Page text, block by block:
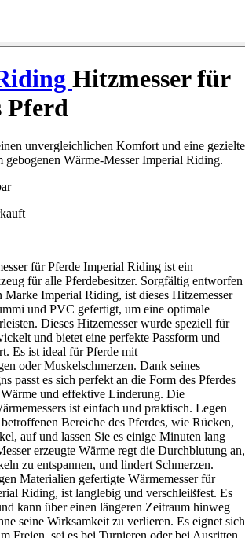
Hitzmesser für
Pferd
unvergleichlichen Komfort und eine gezielte
gebogenen Wärme-Messer Imperial Riding.
für Pferde Imperial Riding ist ein
für alle Pferdebesitzer. Sorgfältig entworfen
Marke Imperial Riding, ist dieses Hitzemesser
und PVC gefertigt, um eine optimale
Dieses Hitzemesser wurde speziell für
und bietet eine perfekte Passform und
Es ist ideal für Pferde mit
oder Muskelschmerzen. Dank seines
passt es sich perfekt an die Form des Pferdes
und effektive Linderung. Die
ist einfach und praktisch. Legen
Bereiche des Pferdes, wie Rücken,
auf und lassen Sie es einige Minuten lang
erzeugte Wärme regt die Durchblutung an,
zu entspannen, und lindert Schmerzen.
Materialien gefertigte Wärmemesser für
Riding, ist langlebig und verschleißfest. Es
kann über einen längeren Zeitraum hinweg
seine Wirksamkeit zu verlieren. Es eignet sich